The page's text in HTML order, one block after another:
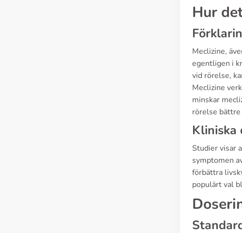
Hur
Meclizine,
egentligen i
vid rörelse,
Meclizine
minskar
rörelse bättre
Kliniska
Studier visar
symptomen
förbättra
populärt val